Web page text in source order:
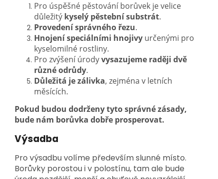
Pro úspěšné pěstování borůvek je velice
důležitý kyselý pěstební substrát.
Provedení správného řezu.
Hnojení speciálními hnojivy určenými pro
kyselomilné rostliny.
Pro zvýšení úrodyvysazujeme raději dvě
různé odrůdy.
Důležitá je zálivka, zejména v letních
měsících.
Pokud budou dodrženy tyto správné zásady,
bude nám borůvka dobře prosperovat.
Výsadba
Pro výsadbu volíme především slunné místo.
Borůvky porostou i v polostínu, tam ale bude